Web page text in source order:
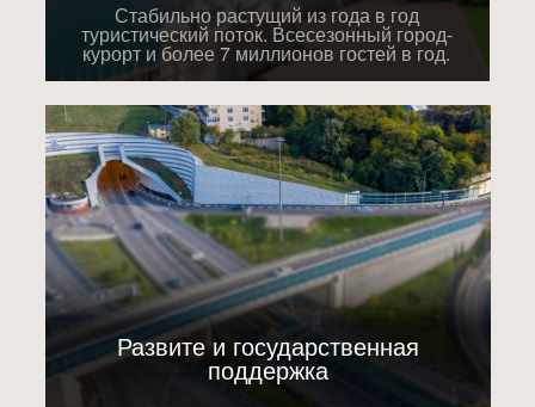
Развите и государственная
поддержка
Стабильно растущий из года в год
туристический поток. Всесезонный город-
курорт и более 7 миллионов гостей в год.